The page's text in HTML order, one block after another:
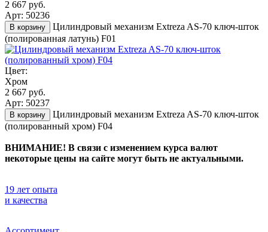
2 667 руб.
Арт: 50236
В корзину
Цилиндровый механизм Extreza AS-70 ключ-шток
(полированная латунь) F01
Цвет:
Хром
2 667 руб.
Арт: 50237
В корзину
Цилиндровый механизм Extreza AS-70 ключ-шток
(полированный хром) F04
ВНИМАНИЕ! В связи с изменением курса валют
некоторые цены на сайте могут быть не актуальными.
19 лет опыта
и качества